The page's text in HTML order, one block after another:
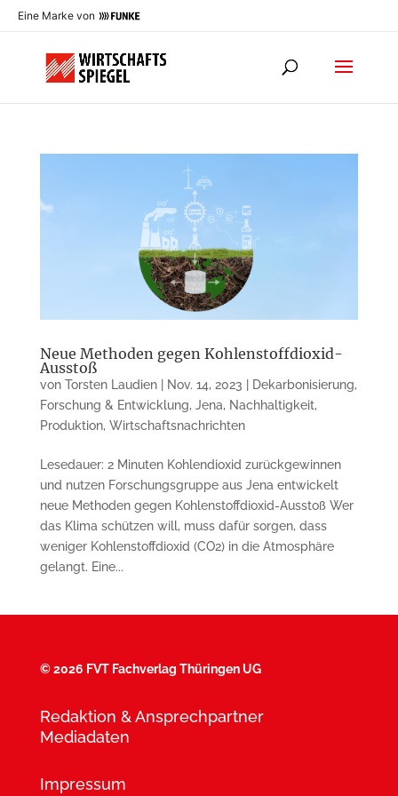
Eine Marke von
Neue Methoden gegen Kohlenstoffdioxid-
Ausstoß
von Torsten Laudien| Nov. 14, 2023 Dekarbonisierung,
Forschung & Entwicklung, Jena, Nachhaltigkeit,
Produktion, Wirtschaftsnachrichten
Lesedauer: 2 Minuten Kohlendioxid zurückgewinnen
und nutzen Forschungsgruppe aus Jena entwickelt
neue Methoden gegen Kohlenstoffdioxid-Ausstoß Wer
das Klima schützen will, muss dafür sorgen, dass
weniger Kohlenstoffdioxid (CO2) in die Atmosphäre
gelangt. Eine...
©2026 FVT Fachverlag Thüringen UG
Redaktion & Ansprechpartner
Mediadaten
Impressum